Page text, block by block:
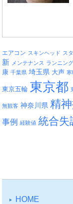
エアコン スキンヘッド ス
新 メンテナンス ランニング
康 千葉県 埼玉県 大声 寒
東京五輪 東京都
無観客 神奈川県 精
事例
経験値 統合失
HOME